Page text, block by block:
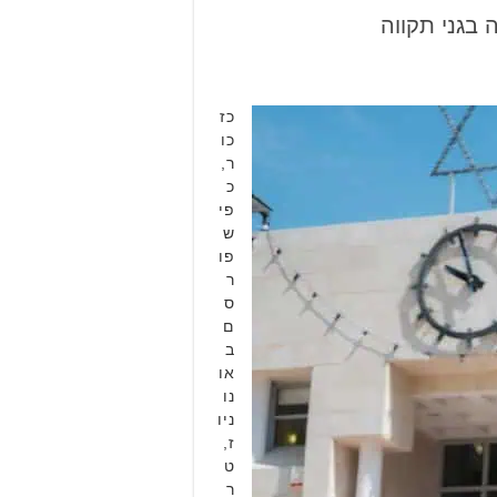
כז
כו
ר,
כ
פי
ש
פו
ר
ס
ם
ב
או
נו
ניו
ז,
ט
ר